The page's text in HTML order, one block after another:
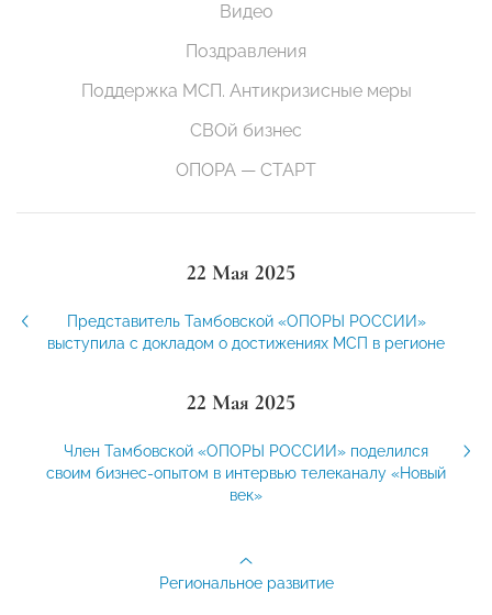
Видео
Поздравления
Поддержка МСП. Антикризисные меры
СВОй бизнес
ОПОРА — СТАРТ
22 Мая 2025
Представитель Тамбовской «ОПОРЫ РОССИИ»
выступила с докладом о достижениях МСП в регионе
22 Мая 2025
Член Тамбовской «ОПОРЫ РОССИИ» поделился
своим бизнес-опытом в интервью телеканалу «Новый
век»
Региональное развитие